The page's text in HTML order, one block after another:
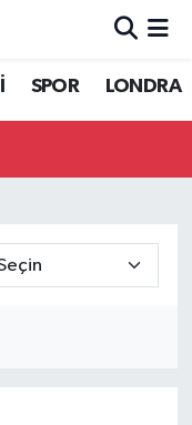
SPOR LONDRA